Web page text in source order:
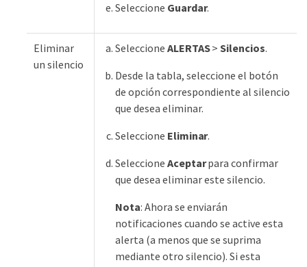
Seleccione Guardar.
Eliminar
un silencio
Seleccione ALERTAS>Silencios.
Desde la tabla, seleccione el botón
de opción correspondiente al silencio
que desea eliminar.
Seleccione Eliminar.
Seleccione Aceptarpara confirmar
que desea eliminar este silencio.
Nota: Ahora se enviarán
notificaciones cuando se active esta
alerta (a menos que se suprima
mediante otro silencio). Si esta